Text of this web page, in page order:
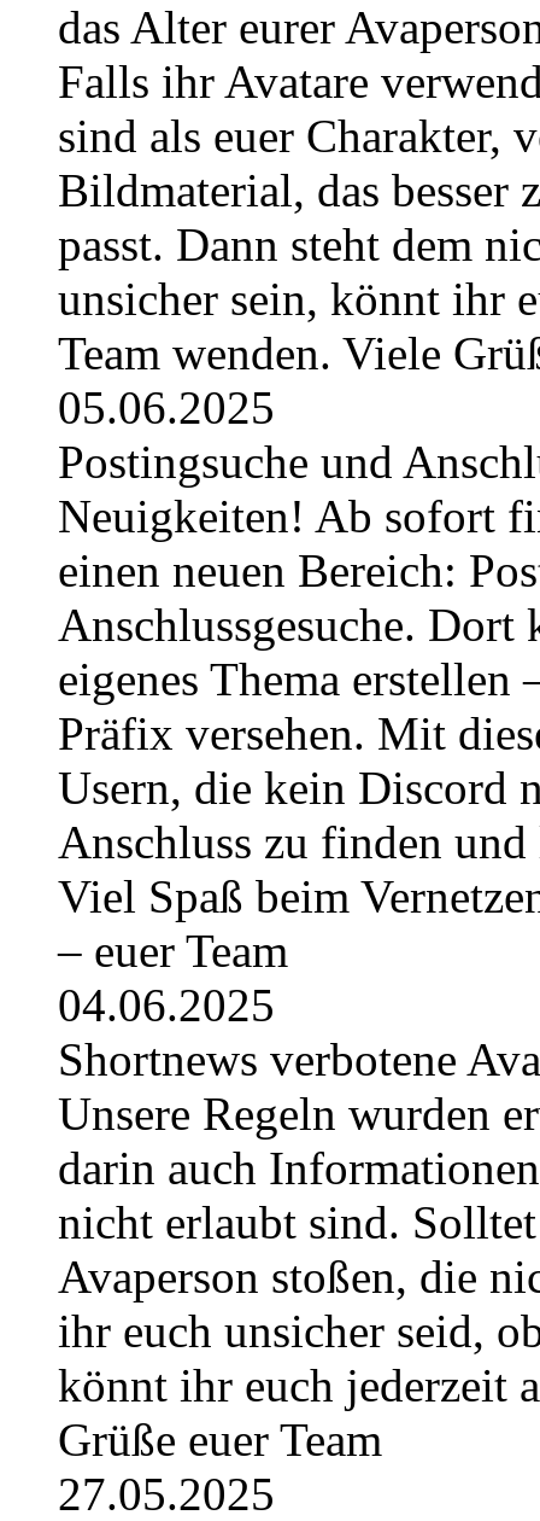
das Alter eurer
Falls ihr Avatare
sind als euer Charakter,
Bildmaterial, das besser
passt. Dann steht dem
unsicher sein, könnt ihr
Team wenden. Viele
05.06.2025
Postingsuche und
Neuigkeiten! Ab sofort
einen neuen Bereich:
Anschlussgesuche.
eigenes Thema erstellen
Präfix versehen. Mit
Usern, die kein Discord
Anschluss zu finden
Viel Spaß beim
– euer Team
04.06.2025
Shortnews verbotene
Unsere Regeln wurden
darin auch
nicht erlaubt sind.
Avaperson stoßen, die
ihr euch unsicher seid,
könnt ihr euch jederzeit
Grüße euer Team
27.05.2025